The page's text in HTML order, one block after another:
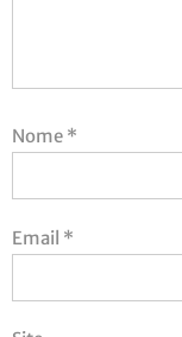
Nome *
Email *